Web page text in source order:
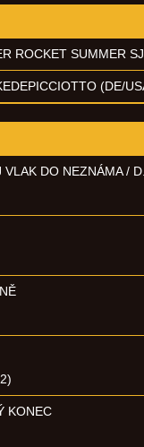
ROCKET SUMMER
(DE/
DO NEZNÁMA /
KONEC